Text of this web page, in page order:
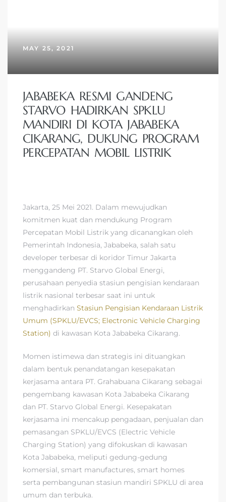
MAY 25, 2021
JABABEKA RESMI GANDENG
STARVO HADIRKAN SPKLU
MANDIRI DI KOTA JABABEKA
CIKARANG, DUKUNG PROGRAM
PERCEPATAN MOBIL LISTRIK
Jakarta, 25 Mei 2021. Dalam mewujudkan
komitmen kuat dan mendukung Program
Percepatan Mobil Listrik yang dicanangkan oleh
Pemerintah Indonesia, Jababeka, salah satu
developer terbesar di koridor Timur Jakarta
menggandeng PT. Starvo Global Energi,
perusahaan penyedia stasiun pengisian kendaraan
listrik nasional terbesar saat ini untuk
menghadirkan Stasiun Pengisian Kendaraan Listrik
Umum (SPKLU/EVCS; Electronic Vehicle Charging
Station) di kawasan Kota Jababeka Cikarang.
Momen istimewa dan strategis ini dituangkan
dalam bentuk penandatangan kesepakatan
kerjasama antara PT. Grahabuana Cikarang sebagai
pengembang kawasan Kota Jababeka Cikarang
dan PT. Starvo Global Energi. Kesepakatan
kerjasama ini mencakup pengadaan, penjualan dan
pemasangan SPKLU/EVCS (Electric Vehicle
Charging Station) yang difokuskan di kawasan
Kota Jababeka, meliputi gedung-gedung
komersial, smart manufactures, smart homes
serta pembangunan stasiun mandiri SPKLU di area
umum dan terbuka.